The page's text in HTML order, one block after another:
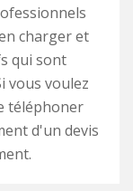
charger et
qui sont
vous voulez
téléphoner
d'un devis